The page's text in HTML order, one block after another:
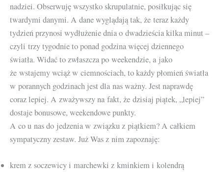
nadziei. Obserwuję wszystko skrupulatnie, posiłkując się
twardymi danymi. A dane wyglądają tak, że teraz każdy
tydzień przynosi wydłużenie dnia o dwadzieścia kilka minut –
czyli trzy tygodnie to ponad godzina więcej dziennego
światła. Widać to zwłaszcza po weekendzie, a jako
że wstajemy wciąż w ciemnościach, to każdy płomień światła
w porannych godzinach jest dla nas ważny. Jest naprawdę
coraz lepiej. A zważywszy na fakt, że dzisiaj piątek, „lepiej”
dostaje bonusowe, weekendowe punkty.
A co u nas do jedzenia w związku z piątkiem? A całkiem
sympatyczny zestaw. Już Was z nim zapoznaję:
krem z soczewicy i marchewki z kminkiem i kolendrą